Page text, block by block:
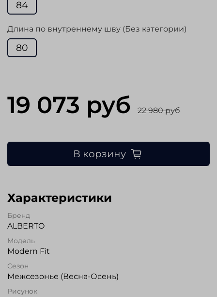
84
Длина по внутреннему шву (Без категории)
80
19 073 руб 22 980 руб
В корзину
Характеристики
Бренд
ALBERTO
Модель
Modern Fit
Сезон
Межсезонье (Весна-Осень)
Рисунок